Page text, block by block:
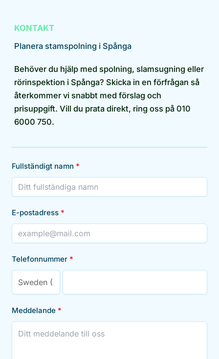
KONTAKT
Planera stamspolning i Spånga
Behöver du hjälp med spolning, slamsugning eller
rörinspektion i Spånga? Skicka in en förfrågan så
återkommer vi snabbt med förslag och
prisuppgift. Vill du prata direkt, ring oss på 010
6000 750.
Fullständigt namn
E-postadress
Telefonnummer
Meddelande